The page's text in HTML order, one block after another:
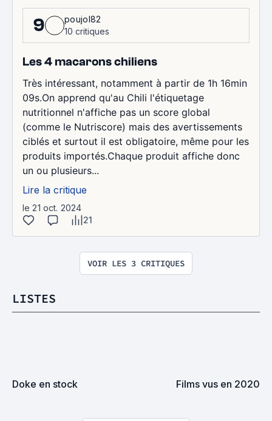
9
poujol82
10 critiques
Les 4 macarons chiliens
Très intéressant, notamment à partir de 1h 16min
09s.On apprend qu'au Chili l'étiquetage
nutritionnel n'affiche pas un score global
(comme le Nutriscore) mais des avertissements
ciblés et surtout il est obligatoire, même pour les
produits importés.Chaque produit affiche donc
un ou plusieurs...
Lire la critique
le 21 oct. 2024
21
VOIR LES 3 CRITIQUES
LISTES
Doke en stock Films vus en 2020